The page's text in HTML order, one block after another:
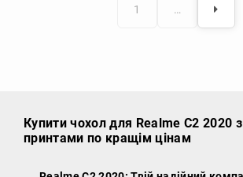
1 …
Купити чохол для Realme C2 2020
принтами по кращім цінам